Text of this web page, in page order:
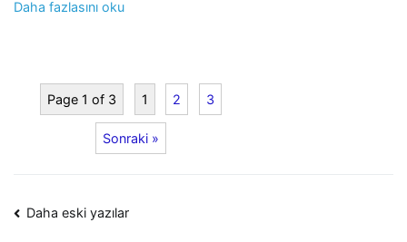
Daha fazlasını oku
Page 1 of 3 1 2 3
Sonraki »
Yazı
Daha eski yazılar